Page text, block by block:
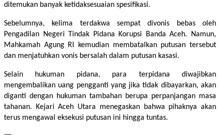
ditemukan banyak ketidaksesuaian spesifikasi.
Sebelumnya, kelima terdakwa sempat divonis bebas oleh
Pengadilan Negeri Tindak Pidana Korupsi Banda Aceh. Namun,
Mahkamah Agung RI kemudian membatalkan putusan tersebut
dan menjatuhkan vonis bersalah dalam putusan kasasi.
Selain hukuman pidana, para terpidana diwajibkan
mengembalikan uang pengganti yang jika tidak dibayarkan, akan
diganti dengan hukuman tambahan berupa perpanjangan masa
tahanan. Kejari Aceh Utara menegaskan bahwa pihaknya akan
terus mengawal eksekusi putusan ini hingga tuntas.